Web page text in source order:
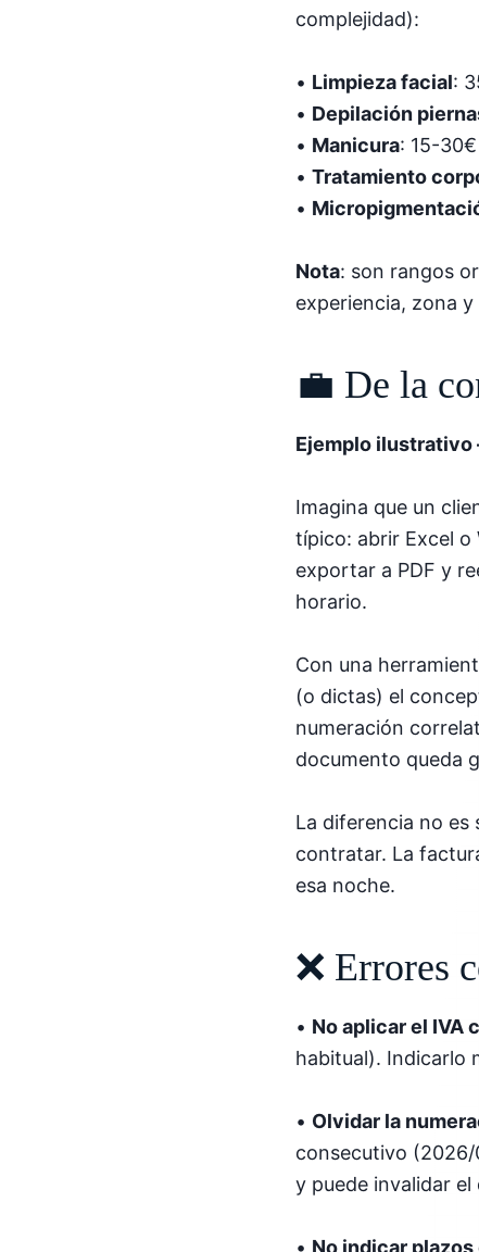
complejidad):
• Limpieza facial:
• Depilación
• Manicura: 15-30€
• Tratamiento
•
Nota: son rangos
experiencia, zona y
💼 De la
Ejemplo ilustrativo
Imagina que un
típico: abrir Excel o
exportar a PDF y
horario.
Con una
(o dictas) el
numeración
documento queda
La diferencia no
contratar. La
esa noche.
❌ Errores
• No aplicar el IVA
habitual). Indicarlo
• Olvidar la
consecutivo (2026/
y puede invalidar
• No indicar